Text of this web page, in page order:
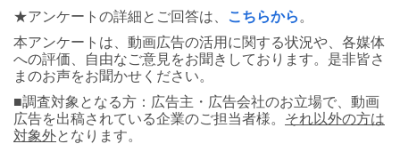
★アンケートの詳細とご回答は、
こちらから 。
本アンケートは、動画広告の活用に関する状況や、各媒体
への評価、自由なご意見をお聞きしております。是非皆さ
まのお声をお聞かせください。
■調査対象となる方：広告主・広告会社のお立場で、動画
広告を出稿されている企業のご担当者様。 それ以外の方は
対象外となります。